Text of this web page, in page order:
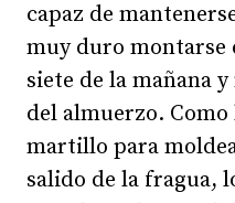
capaz de
muy duro montarse
siete de la mañana
del almuerzo.
martillo para
salido de la fragua,